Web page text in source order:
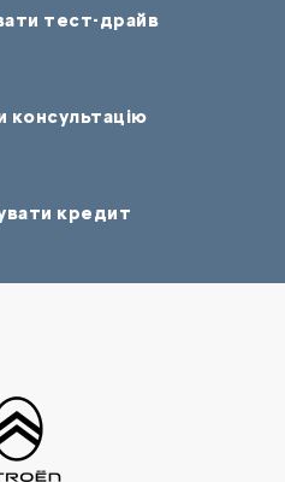
тест-драйв
консультацію
кредит